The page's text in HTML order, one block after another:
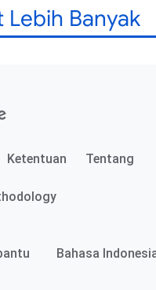
Lebih Banyak
Ketentuan Tentang